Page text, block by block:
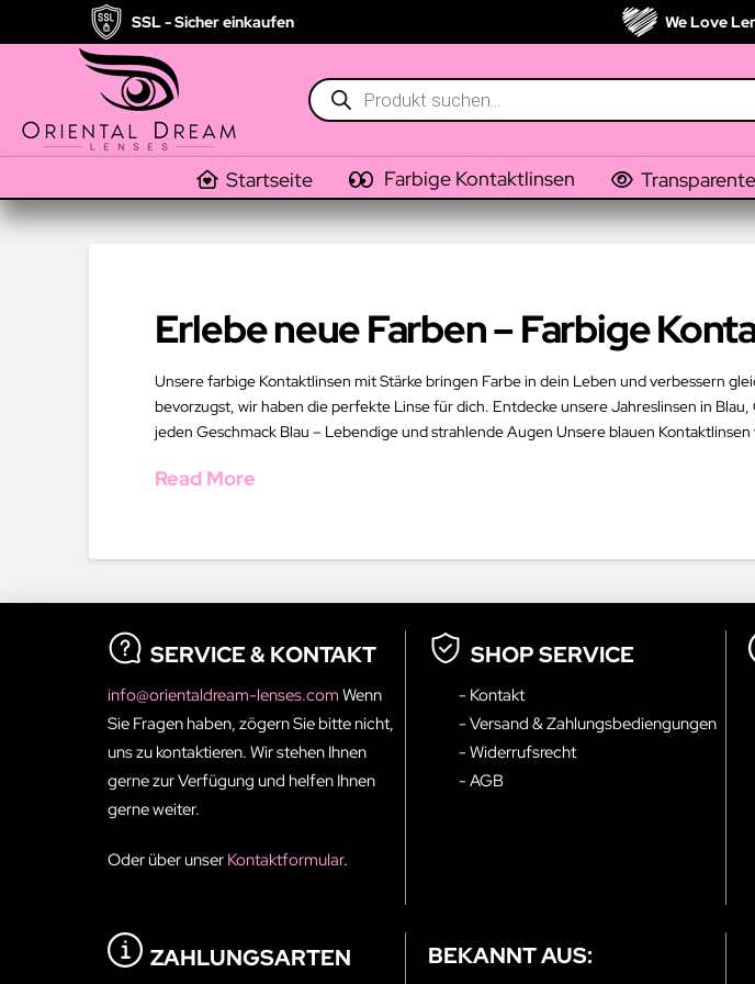
SSL - Sicher einkaufen We Love
Products
search
Startseite Farbige Kontaktlinsen
Erlebe neue Farben – Farbige
Unsere farbige Kontaktlinsen mit Stärke bringen Farbe in dein Leben und verbessern
bevorzugst, wir haben die perfekte Linse für dich. Entdecke unsere Jahreslinsen in
jeden Geschmack Blau – Lebendige und strahlende Augen Unsere blauen
Read More
SERVICE & KONTAKT
info@orientaldream-lenses.comWenn
Sie Fragen haben, zögern Sie bitte nicht,
uns zu kontaktieren. Wir stehen Ihnen
gerne zur Verfügung und helfen Ihnen
gerne weiter.
Oder über unserKontaktformular.
SHOP SERVICE
- Kontakt
- Versand & Zahlungsbediengungen
- Widerrufsrecht
- AGB
ZAHLUNGSARTEN BEKANNT AUS: